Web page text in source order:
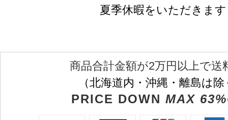
夏季休暇をいただきます
商品合計金額が2万円以上で送
（北海道内・沖縄・離島は
PRICE DOWN MAX